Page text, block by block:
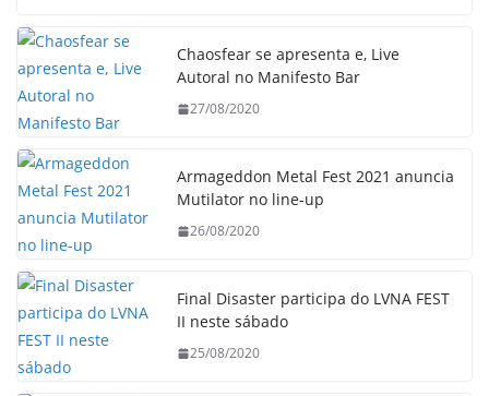
Chaosfear se apresenta e, Live
Autoral no Manifesto Bar
27/08/2020
Armageddon Metal Fest 2021 anuncia
Mutilator no line-up
26/08/2020
Final Disaster participa do LVNA FEST
II neste sábado
25/08/2020